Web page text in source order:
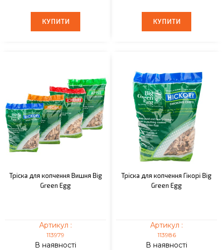
КУПИТИ
КУПИТИ КУПИТИ
КУПИТИ
Тріска для копчення Вишня Big
Green Egg
Артикул :
113979
В наявності
Тріска для копчення Гікорі Big
Green Egg
Артикул :
113986
В наявності